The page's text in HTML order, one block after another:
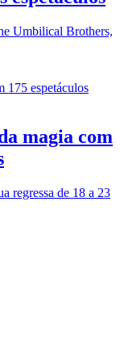
Umbilical Brothers,
magia com
regressa de 18 a 23